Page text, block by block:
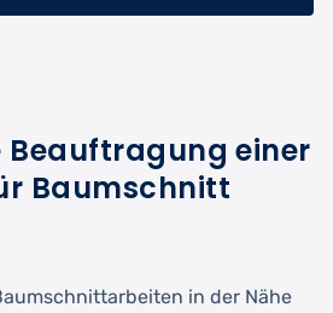
Beauftragung einer
Baumschnitt
in der Nähe